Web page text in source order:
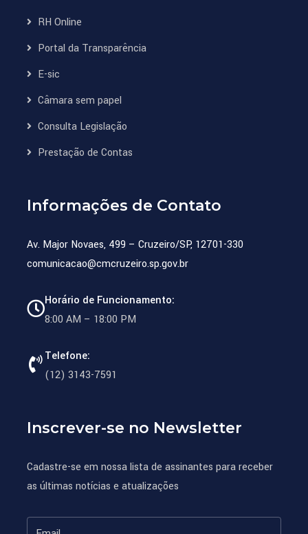
RH Online
Portal da Transparência
E-sic
Câmara sem papel
Consulta Legislação
Prestação de Contas
Informações de Contato
Av. Major Novaes, 499 – Cruzeiro/SP, 12701-330
comunicacao@cmcruzeiro.sp.gov.br
Horário de Funcionamento:
8:00 AM – 18:00 PM
Telefone:
(12) 3143-7591
Inscrever-se no Newsletter
Cadastre-se em nossa lista de assinantes para receber
as últimas notícias e atualizações